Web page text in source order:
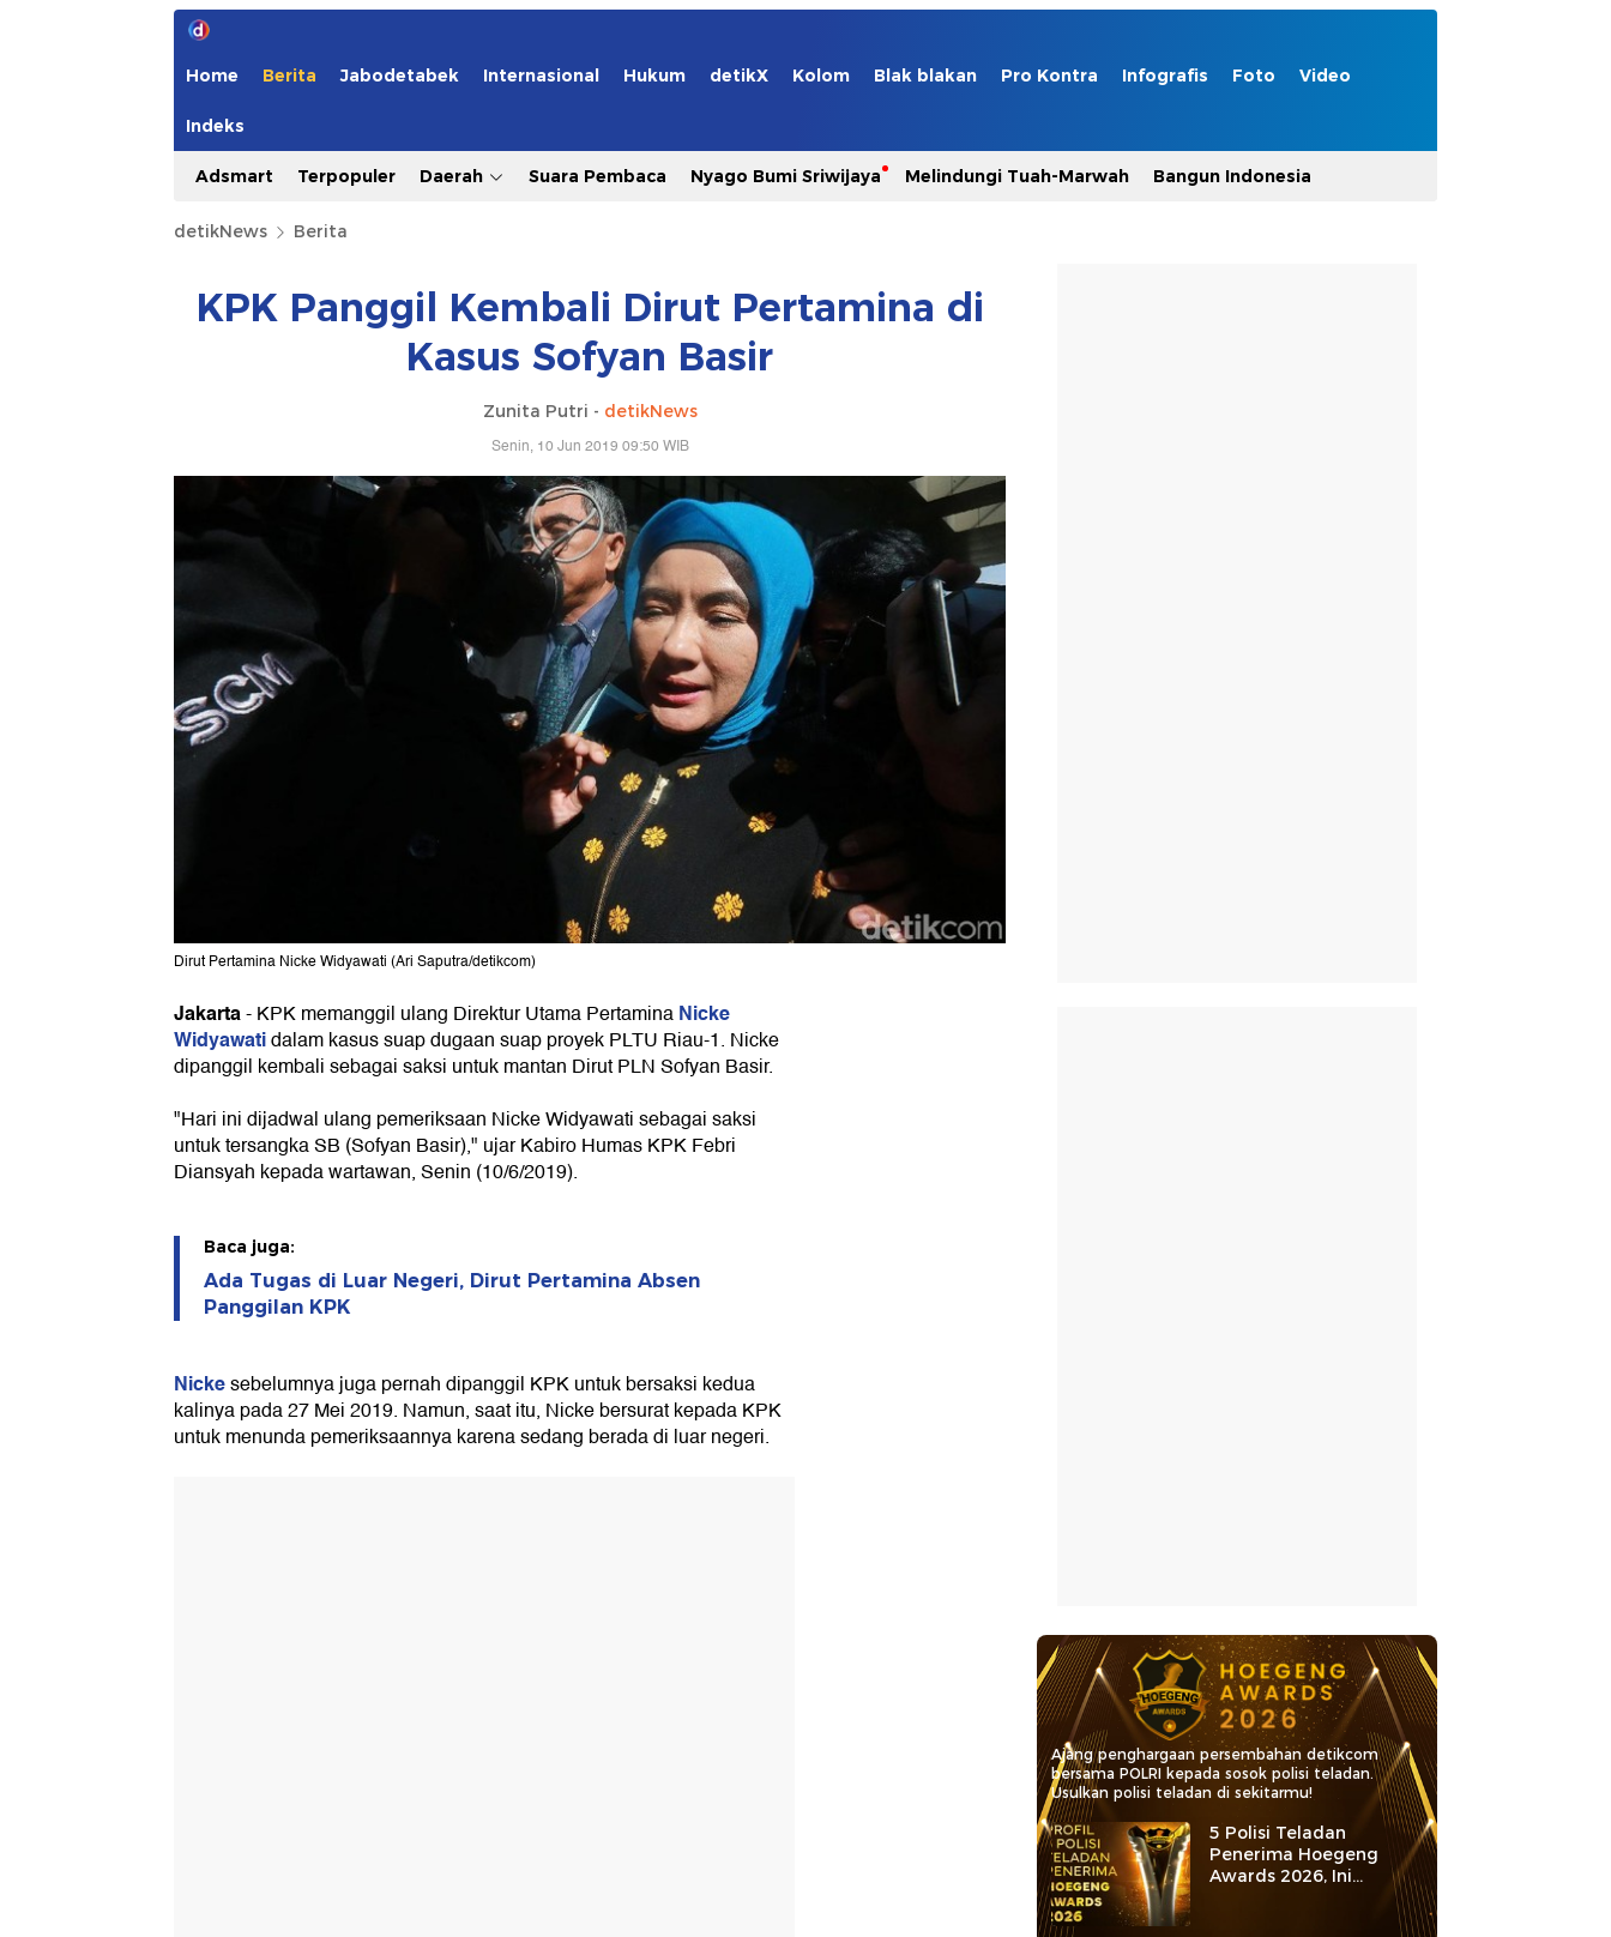
Home Berita Jabodetabek Internasional Hukum detikX Kolom Blak blakan Pro Kontra Infografis Foto Video
Indeks
Adsmart Terpopuler Daerah Suara Pembaca Nyago Bumi Sriwijaya Melindungi Tuah-Marwah Bangun Indonesia
detikNews Berita
KPK Panggil Kembali Dirut Pertamina di
Kasus Sofyan Basir
Zunita Putri - detikNews
Senin, 10 Jun 2019 09:50 WIB
Dirut Pertamina Nicke Widyawati (Ari Saputra/detikcom)
Jakarta-KPK memanggil ulang Direktur Utama PertaminaNicke
Widyawatidalam kasus suap dugaan suap proyek PLTU Riau-1. Nicke
dipanggil kembali sebagai saksi untuk mantan Dirut PLN Sofyan Basir.
"Hari ini dijadwal ulang pemeriksaan Nicke Widyawati sebagai saksi
untuk tersangka SB (Sofyan Basir)," ujar Kabiro Humas KPK Febri
Diansyah kepada wartawan, Senin (10/6/2019).
Baca juga:
Ada Tugas di Luar Negeri, Dirut Pertamina Absen
Panggilan KPK
Nickesebelumnya juga pernah dipanggil KPK untuk bersaksi kedua
kalinya pada 27 Mei 2019. Namun, saat itu, Nicke bersurat kepada KPK
untuk menunda pemeriksaannya karena sedang berada di luar negeri.
Ajang penghargaan persembahan detikcom
bersama POLRI kepada sosok polisi teladan.
Usulkan polisi teladan di sekitarmu!
5 Polisi Teladan
Penerima Hoegeng
Awards 2026, Ini
Kategori dan Kiprahnya